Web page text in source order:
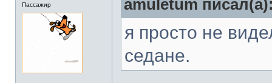
Пассажир amuletum
я просто не
седане.